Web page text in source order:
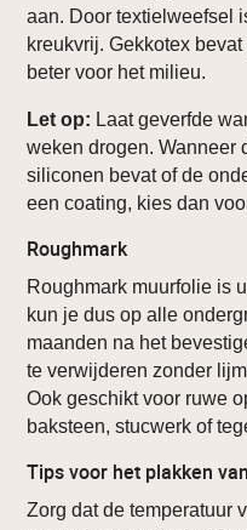
aan. Door textielweefsel
kreukvrij. Gekkotex
beter voor het milieu.
Let op: Laat geverfde
weken drogen. Wanneer
siliconen bevat of de
een coating, kies dan
Roughmark
Roughmark muurfolie is
kun je dus op alle
maanden na het
te verwijderen zonder
Ook geschikt voor ruwe
baksteen, stucwerk of
Tips voor het plakken
Zorg dat de temperatuur